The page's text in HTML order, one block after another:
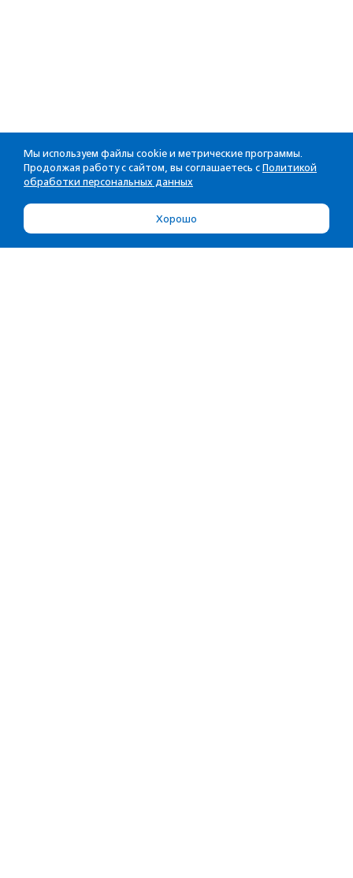
Мы используем файлы cookie и метрические программы.
Продолжая работу с сайтом, вы соглашаетесь с Политикой
обработки персональных данных
Хорошо